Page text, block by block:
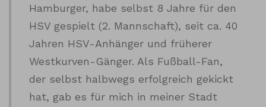
Hamburger, habe selbst 8 Jahre für den
HSV gespielt (2. Mannschaft), seit ca. 40
Jahren HSV-Anhänger und früherer
Westkurven-Gänger. Als Fußball-Fan,
der selbst halbwegs erfolgreich gekickt
hat, gab es für mich in meiner Stadt